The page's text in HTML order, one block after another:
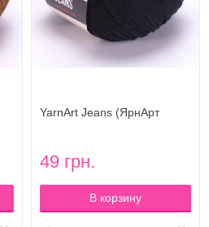
YarnArt Jeans (ЯрнАрт
49 грн.
В корзину